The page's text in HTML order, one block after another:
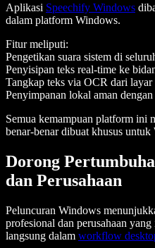
Aplikasi Speechify Windows
dalam platform Windows.
Fitur meliputi:
Pengetikan suara sistem di
Penyisipan teks real-time ke
Tangkap teks via OCR dari layar
Penyimpanan lokal aman
Semua kemampuan platform ini
benar-benar dibuat khusus untuk
Dorong
dan Perusahaan
Peluncuran Windows
profesional dan perusahaan
langsung dalam workflow